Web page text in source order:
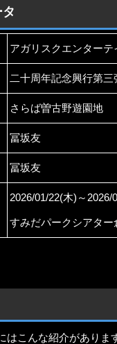
アガリスクエンターテ
二十周年記念興行第
さらば曽古野遊園地
冨坂友
冨坂友
2026/01/22(木)～2026/
すみだパークシアター
はこんな紹介がありま